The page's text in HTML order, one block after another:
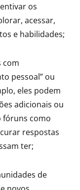
os
acessar,
e habilidades;
com
pessoal” ou
eles podem
adicionais ou
fóruns como
respostas
ter;
de